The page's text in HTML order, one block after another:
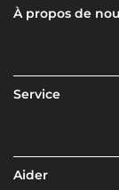
À propos de
Service
Aider